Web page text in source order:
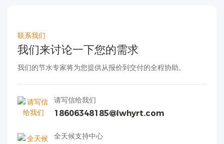
联系我们
我们来讨论一下您的需求
我们的节水专家将为您提供从报价到交付的全程协助。
请写信给我们
18606348185@lwhyrt.com
全天候支持中心